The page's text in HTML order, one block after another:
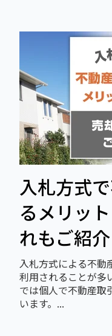
入札方式
るメリッ
れもご紹介
入札方式による不動
利用されることが多
では個人で不動産取
います。...